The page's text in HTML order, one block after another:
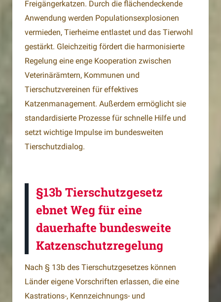
Freigängerkatzen. Durch die flächendeckende
Anwendung werden Populationsexplosionen
vermieden, Tierheime entlastet und das Tierwohl
gestärkt. Gleichzeitig fördert die harmonisierte
Regelung eine enge Kooperation zwischen
Veterinärämtern, Kommunen und
Tierschutzvereinen für effektives
Katzenmanagement. Außerdem ermöglicht sie
standardisierte Prozesse für schnelle Hilfe und
setzt wichtige Impulse im bundesweiten
Tierschutzdialog.
§13b Tierschutzgesetz
ebnet Weg für eine
dauerhafte bundesweite
Katzenschutzregelung
Nach § 13b des Tierschutzgesetzes können
Länder eigene Vorschriften erlassen, die eine
Kastrations-, Kennzeichnungs- und